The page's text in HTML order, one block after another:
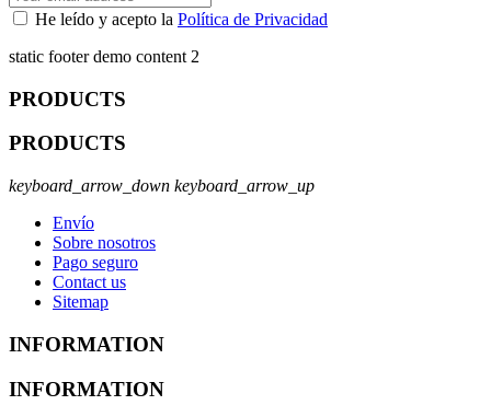
He leído y acepto la Política de Privacidad
static footer demo content 2
PRODUCTS
PRODUCTS
keyboard_arrow_down keyboard_arrow_up
Envío
Sobre nosotros
Pago seguro
Contact us
Sitemap
INFORMATION
INFORMATION